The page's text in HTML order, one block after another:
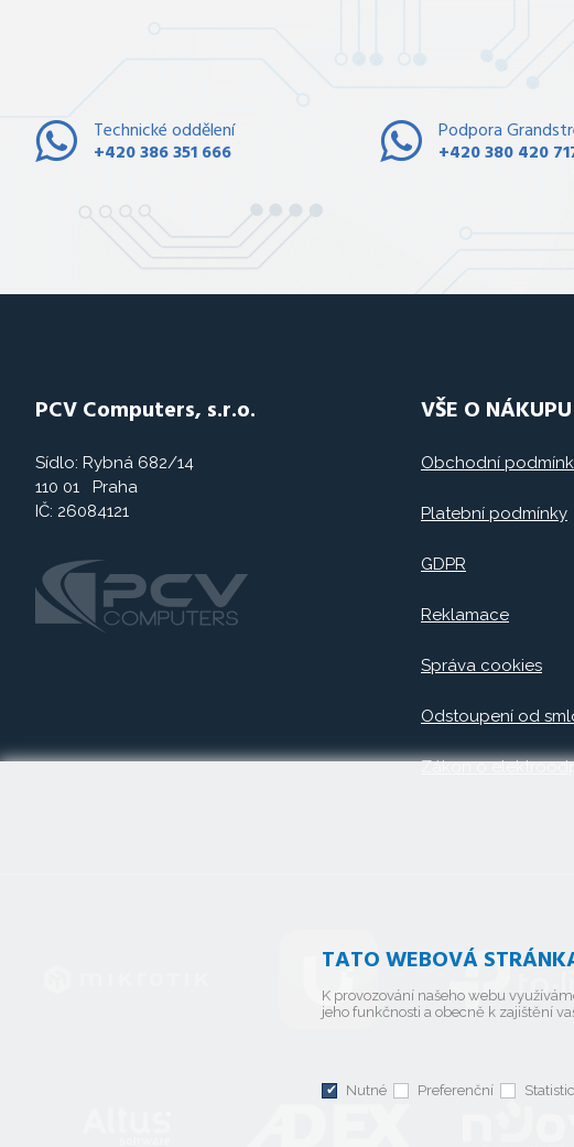
Technické oddělení
+420 386 351 666
Podpora
+420 380 420
PCV Computers, s.r.o.
Sídlo: Rybná 682/14
110 01 Praha
IČ: 26084121
VŠE O NÁKUPU
Obchodní
Platební podmínky
GDPR
Reklamace
Správa cookies
Odstoupení od
Zákon o
TATO WEBOVÁ
K provozování našeho webu
jeho funkčnosti a obecně k zajištění
Nutné Preferenční